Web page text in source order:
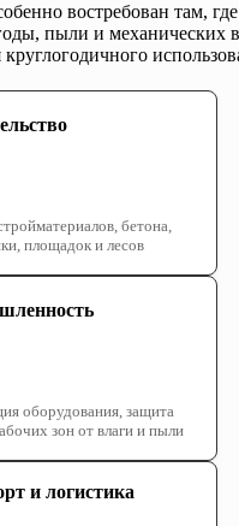
востребован там,
пыли и механических
бетона,
площадок и лесов
оборудования, защита
зон от влаги и пыли
и логистика